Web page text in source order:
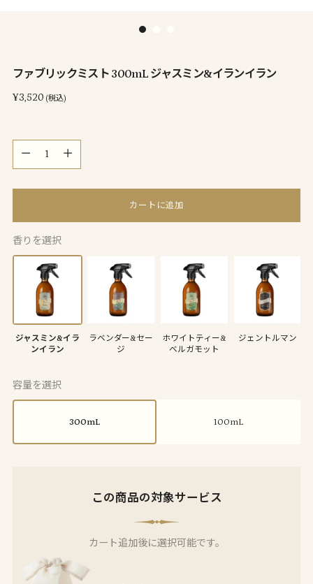
ファブリックミスト 300mL ジャスミン&イランイラン
通
¥3,520 (税込)
量
カートに追加
香りを選択
ジャスミン&イラ
ンイラン
ラベンダー&セー
ジ
ホワイトティー&
ベルガモット
ジェントルマン
容量を選択
300mL 100mL
この商品の対象サービス
カート追加後に選択可能です。